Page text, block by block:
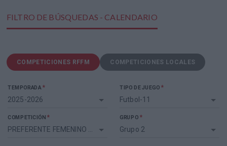
FILTRO DE BÚSQUEDAS - CALENDARIO
COMPETICIONES RFFM COMPETICIONES LOCALES
TEMPORADA*
2025-2026
TIPO DE JUEGO *
Futbol-11
COMPETICIÓN * GRUPO *
Grupo 2